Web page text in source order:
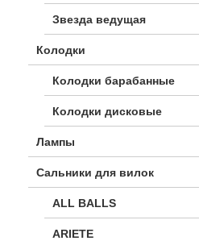
Звезда ведущая
Колодки
Колодки барабанные
Колодки дисковые
Лампы
Сальники для вилок
ALL BALLS
ARIETE